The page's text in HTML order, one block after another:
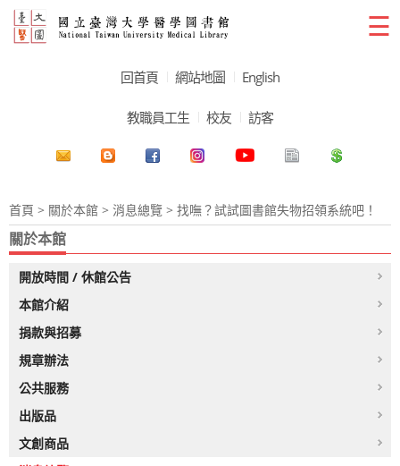
☰
回首頁 網站地圖 English
教職員工生 校友 訪客
首頁 > 關於本館 > 消息總覽 > 找嘸？試試圖書館失物招領系統吧！
關於本館
開放時間 / 休館公告
本館介紹
捐款與招募
規章辦法
公共服務
出版品
文創商品